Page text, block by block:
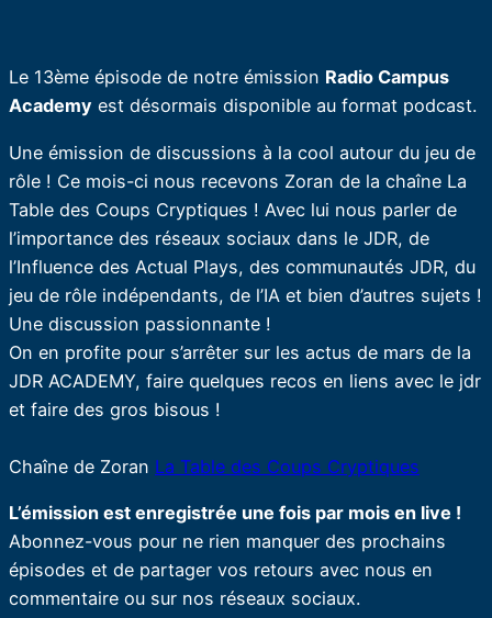
Le 13ème épisode de notre émission Radio Campus
Academy est désormais disponible au format podcast.
Une émission de discussions à la cool autour du jeu de
rôle ! Ce mois-ci nous recevons Zoran de la chaîne La
Table des Coups Cryptiques ! Avec lui nous parler de
l’importance des réseaux sociaux dans le JDR, de
l’Influence des Actual Plays, des communautés JDR, du
jeu de rôle indépendants, de l’IA et bien d’autres sujets !
Une discussion passionnante !
On en profite pour s’arrêter sur les actus de mars de la
JDR ACADEMY, faire quelques recos en liens avec le jdr
et faire des gros bisous !
Chaîne de Zoran La Table des Coups Cryptiques
L’émission est enregistrée une fois par mois en live !
Abonnez-vous pour ne rien manquer des prochains
épisodes et de partager vos retours avec nous en
commentaire ou sur nos réseaux sociaux.